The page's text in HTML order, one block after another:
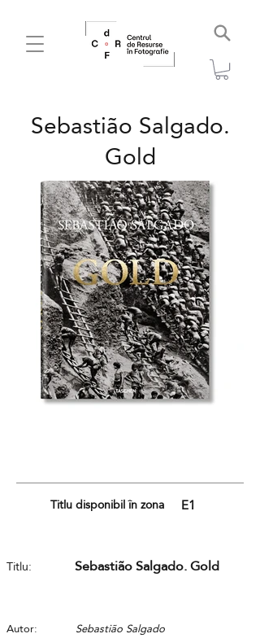
Sebastião Salgado.
Gold
Titlu disponibil în zona E1
Titlu: Sebastião Salgado. Gold
Autor:
Sebastião Salgado